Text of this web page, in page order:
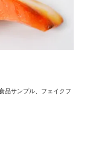
品サンプル、フェイクフ